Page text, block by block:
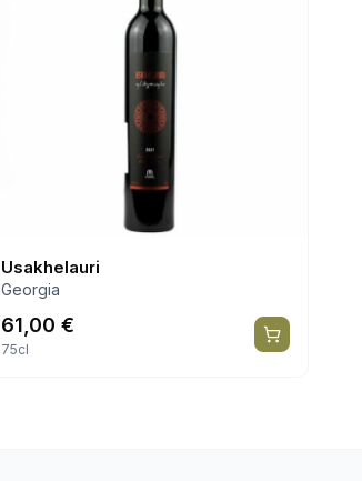
Usakhelauri
Georgia
61,00 €
75cl